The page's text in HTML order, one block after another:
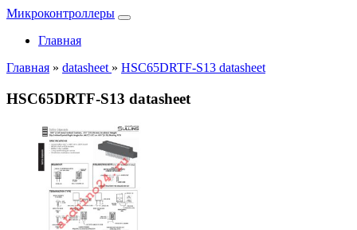
Микроконтроллеры
Главная
Главная » datasheet » HSC65DRTF-S13 datasheet
HSC65DRTF-S13 datasheet